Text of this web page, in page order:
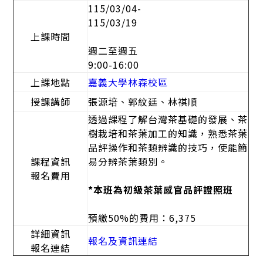
上課時間
115/03/04-
115/03/19
週二至週五
9:00-16:00
上課地點
嘉義大學林森校區
授課講師
張源培、郭紋廷、林祺順
課程資訊
報名費用
透過課程了解台灣茶基礎的發展、茶
樹栽培和茶葉加工的知識，熟悉茶葉
品評操作和茶類辨識的技巧，使能簡
易分辨茶葉類別。
*本班為初級茶葉感官品評證照班
預繳50%的費用：6,375
詳細資訊
報名連結
報名及資訊連結